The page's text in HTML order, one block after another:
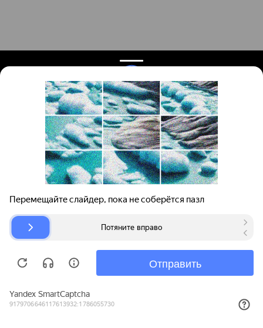
Поиск запчастей
Для автокомпаний
Авторазборки
О проекте
Помощь
Карта сайта
© bibinet.ru - система поиска запчастей,
Copyright 2010-2026 Все права защищены